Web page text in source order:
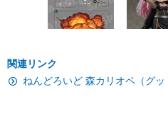
関連リンク
ねんどろいど 森カリオペ（グッ